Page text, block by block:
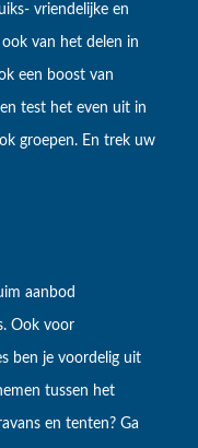
vriendelijke en
van het delen in
een boost van
test het even uit in
groepen. En trek uw
aanbod
Ook voor
ben je voordelig uit
tussen het
en tenten? Ga